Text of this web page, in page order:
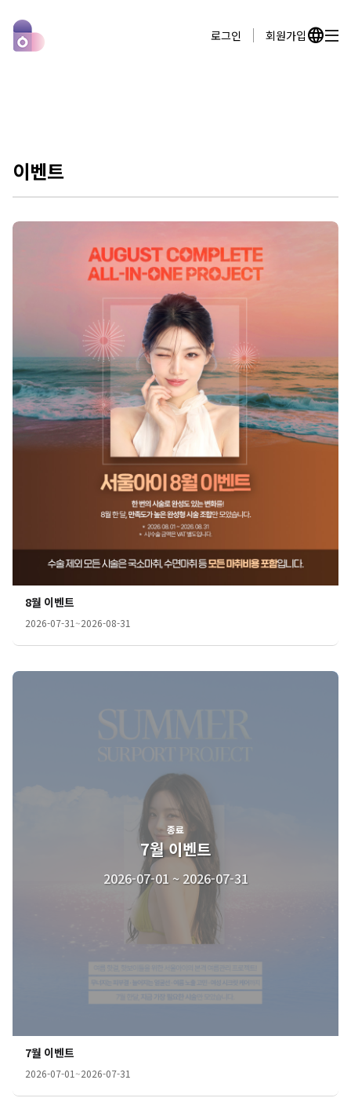
로그인 회원가입 language
이벤트
8월 이벤트
2026-07-31~2026-08-31
종료
7월 이벤트
2026-07-01 ~ 2026-07-31
7월 이벤트
2026-07-01~2026-07-31